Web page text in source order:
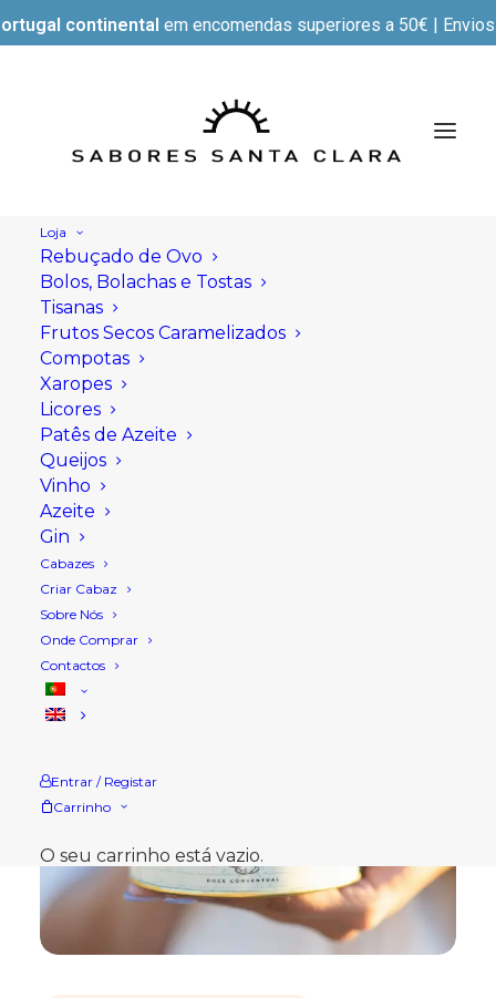
continental em encomendas superiores a 50€ |
Loja
Rebuçado de Ovo
Bolos, Bolachas e Tostas
Tisanas
Frutos Secos Caramelizados
Compotas
Xaropes
Licores
Patês de Azeite
Queijos
Vinho
Azeite
Gin
Cabazes
Criar Cabaz
Sobre Nós
Onde Comprar
Contactos
Entrar / Registar
Carrinho
O seu carrinho está vazio.